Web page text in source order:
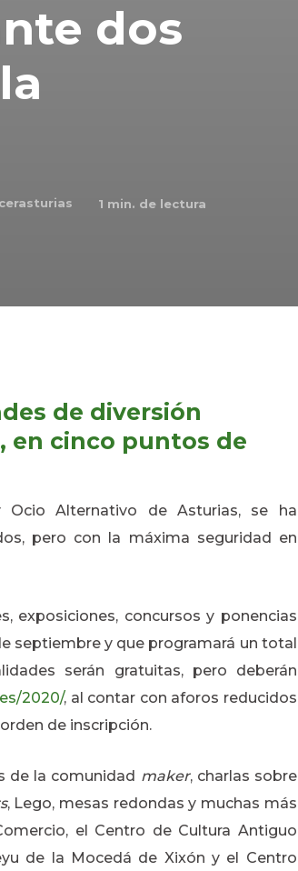
dos
1 min. de lectura
de diversión
en cinco puntos de
Ocio Alternativo de Asturias, se ha
pero con la máxima seguridad en
exposiciones, concursos y ponencias
septiembre y que programará un total
serán gratuitas, pero deberán
2020/, al contar con aforos reducidos
de inscripción.
de la comunidad maker, charlas sobre
, Lego, mesas redondas y muchas más
el Centro de Cultura Antiguo
de la Mocedá de Xixón y el Centro